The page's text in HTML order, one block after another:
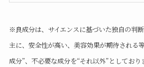
※良成分は、サイエンスに基づいた独自の判断
主に、安全性が高い、美容効果が期待される
成分”、不必要な成分を“それ以外”としてお